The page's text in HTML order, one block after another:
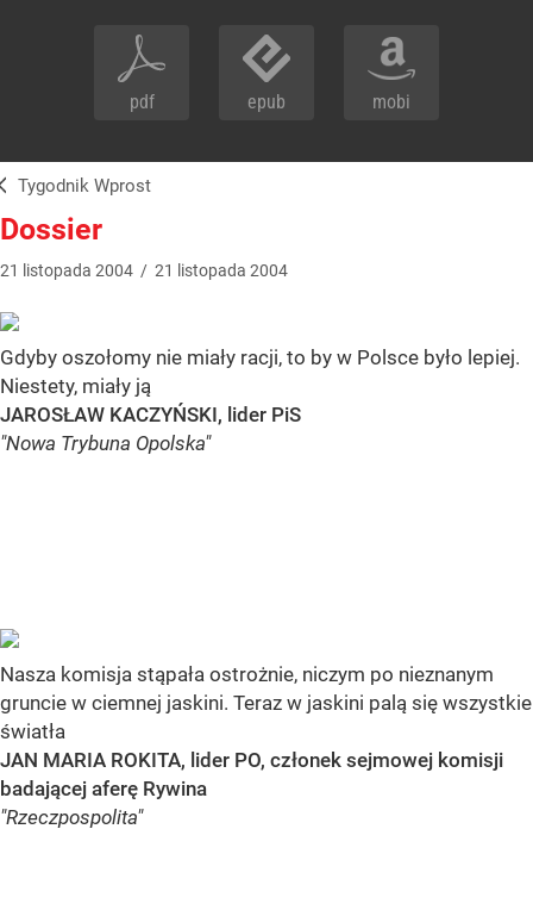
pdf epub mobi
Tygodnik Wprost
Dossier
21 listopada 2004 / 21 listopada 2004
Gdyby oszołomy nie miały racji, to by w Polsce było lepiej.
Niestety, miały ją
JAROSŁAW KACZYŃSKI, lider PiS
"Nowa Trybuna Opolska"
Nasza komisja stąpała ostrożnie, niczym po nieznanym
gruncie w ciemnej jaskini. Teraz w jaskini palą się wszystkie
światła
JAN MARIA ROKITA, lider PO, członek sejmowej komisji
badającej aferę Rywina
"Rzeczpospolita"